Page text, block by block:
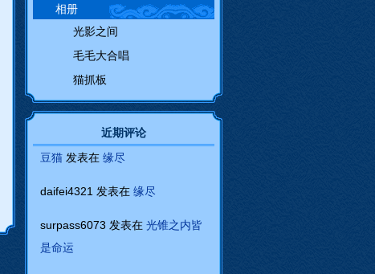
相册
光影之间
毛毛大合唱
猫抓板
近期评论
豆猫 发表在 缘尽
daifei4321 发表在 缘尽
surpass6073 发表在 光锥之内皆
是命运